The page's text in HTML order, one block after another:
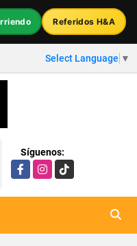
Referidos H&A
Select Language ▼
Síguenos:
FacebookInstagram
TikTok